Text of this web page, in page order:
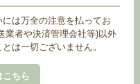
は万全の注意を払ってお
業者や決済管理会社等)以外
は一切ございません。
こちら